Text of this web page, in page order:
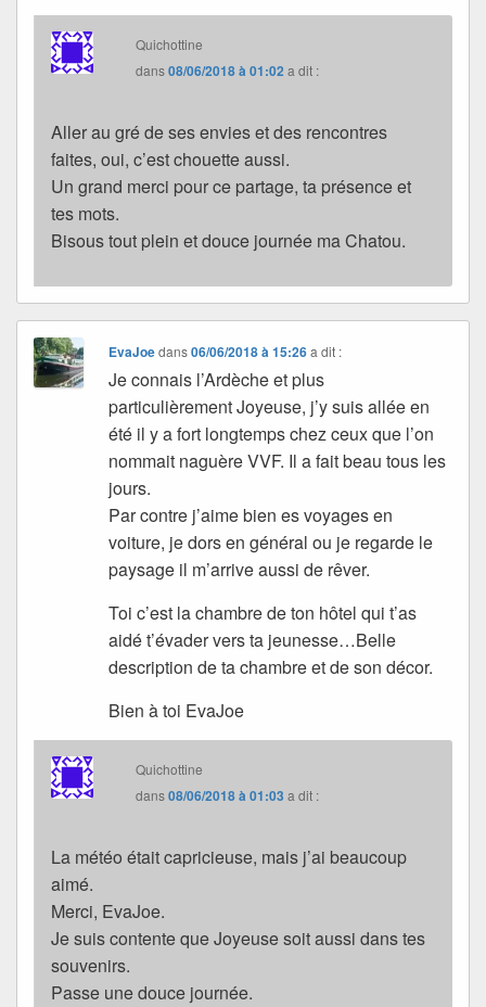
Quichottine
dans08/06/2018 à 01:02 a dit :
Aller au gré de ses envies et des rencontres
faites, oui, c’est chouette aussi.
Un grand merci pour ce partage, ta présence et
tes mots.
Bisous tout plein et douce journée ma Chatou.
EvaJoedans06/06/2018 à 15:26 a dit :
Je connais l’Ardèche et plus
particulièrement Joyeuse, j’y suis allée en
été il y a fort longtemps chez ceux que l’on
nommait naguère VVF. Il a fait beau tous les
jours.
Par contre j’aime bien es voyages en
voiture, je dors en général ou je regarde le
paysage il m’arrive aussi de rêver.
Toi c’est la chambre de ton hôtel qui t’as
aidé t’évader vers ta jeunesse…Belle
description de ta chambre et de son décor.
Bien à toi EvaJoe
Quichottine
dans08/06/2018 à 01:03 a dit :
La météo était capricieuse, mais j’ai beaucoup
aimé.
Merci, EvaJoe.
Je suis contente que Joyeuse soit aussi dans tes
souvenirs.
Passe une douce journée.